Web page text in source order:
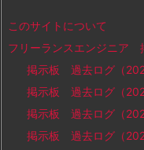
このサイトについて
フリーランスエンジニア
掲示板 過去ログ（
掲示板 過去ログ（
掲示板 過去ログ（
掲示板 過去ログ（